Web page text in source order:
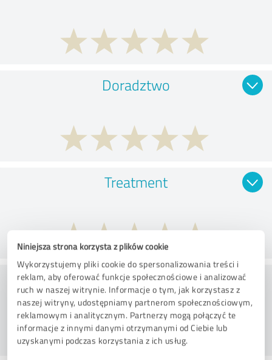
Niniejsza strona korzysta z plików cookie
Wykorzystujemy pliki cookie do spersonalizowania treści i
reklam, aby oferować funkcje społecznościowe i analizować
ruch w naszej witrynie. Informacje o tym, jak korzystasz z
naszej witryny, udostępniamy partnerom społecznościowym,
reklamowym i analitycznym. Partnerzy mogą połączyć te
informacje z innymi danymi otrzymanymi od Ciebie lub
uzyskanymi podczas korzystania z ich usług.
Doradztwo
Treatment
Practice